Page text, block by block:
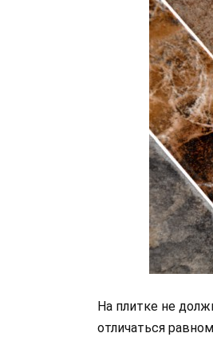
На плитке не
отличаться